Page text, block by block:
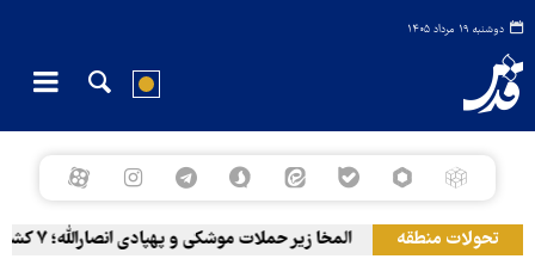
دوشنبه ۱۹ مرداد ۱۴۰۵
تحولات منطقهالمخا زیر حملات موشکی و پهپادی انصارالله؛ ۷ کشته و ۳۰ زخمی